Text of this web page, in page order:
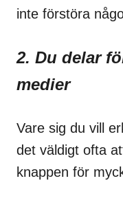
inte förstöra
2. Du delar
medier
Vare sig du vill
det väldigt ofta
knappen för